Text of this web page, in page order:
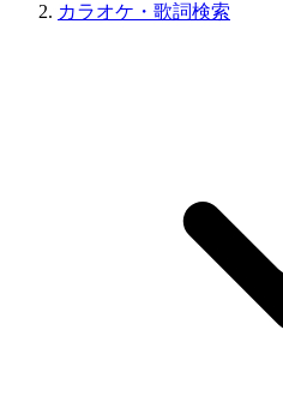
カラオケ・歌詞検索